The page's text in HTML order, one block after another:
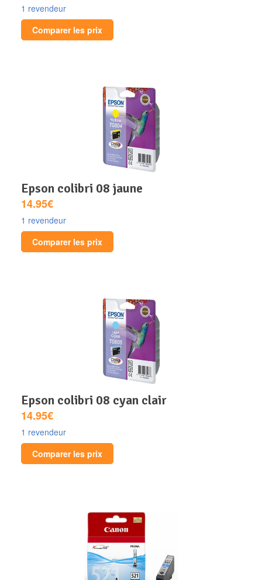
1 revendeur
Comparer les prix
epson colibri 08 jaune
14.95€
1 revendeur
Comparer les prix
epson colibri 08 cyan clair
14.95€
1 revendeur
Comparer les prix